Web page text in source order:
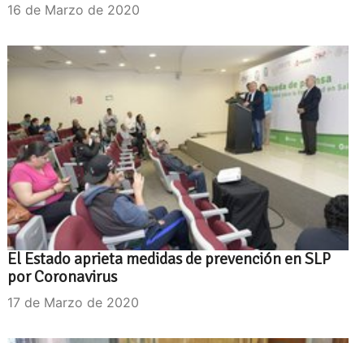
16 de Marzo de 2020
El Estado aprieta medidas de prevención en SLP
por Coronavirus
17 de Marzo de 2020